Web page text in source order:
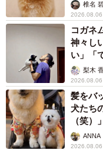
―「子育てママの漫画
に驚いたと思います
「時代が錯綜してい
いはないです。認知
てはただただリアル
ージしやすいリアルな
リーの出だしに持って
て、今生きている時
椎名
2026.08.06
コガネ
神々し
い」「
梨木
2026.08.06
髪をバ
犬たち
（笑）
ANNA
2026.08.06